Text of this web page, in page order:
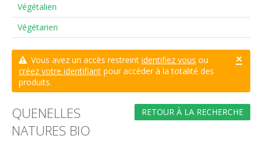
Végétalien
Végétarien
×
Vous avez un accès restreint identifiez vous ou
créez votre identifiant pour accéder à la totalité des
produits.
RETOUR À LA RECHERCHE
QUENELLES
NATURES BIO